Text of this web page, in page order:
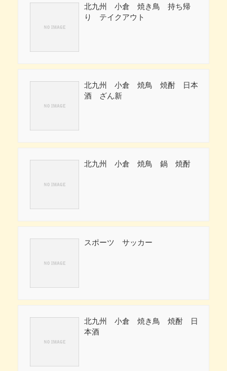
北九州 小倉 焼き鳥 持ち帰
り テイクアウト
北九州 小倉 焼鳥 焼酎 日本
酒 ざん新
北九州 小倉 焼鳥 鍋 焼酎
スポーツ サッカー
北九州 小倉 焼き鳥 焼酎 日
本酒